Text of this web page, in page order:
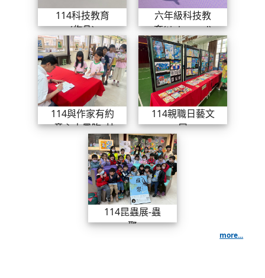
114科技教育
(作品)
六年級科技教
育(tinkercad)
114與作家有約_童心大風吹_林
114與作家有約
_童心大風吹_林
世仁老師
114親職
114親職日藝文
展
114昆蟲展-蟲聚
114昆蟲展-蟲
聚
more...